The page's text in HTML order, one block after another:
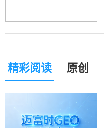
精彩阅读 原创